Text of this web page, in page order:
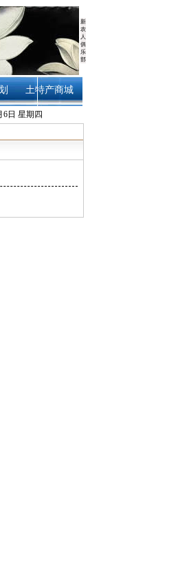
新
农
人
俱
乐
部
土特产商城
6日 星期四